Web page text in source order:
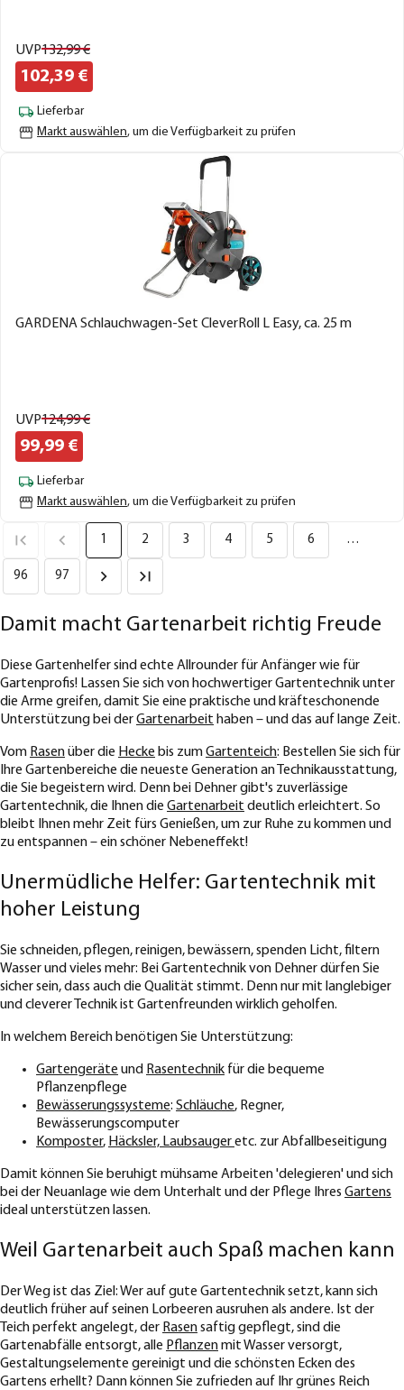
UVP132,99€
102,39 €
Lieferbar
Markt auswählen, um die Verfügbarkeit zu prüfen
GARDENA Schlauchwagen-Set CleverRoll L Easy, ca. 25 m
UVP124,99€
99,99 €
Lieferbar
Markt auswählen, um die Verfügbarkeit zu prüfen
1 2 3 4 5 6 …
96 97
Damit macht Gartenarbeit richtig Freude
Diese Gartenhelfer sind echte Allrounder für Anfänger wie für
Gartenprofis! Lassen Sie sich von hochwertiger Gartentechnik unter
die Arme greifen, damit Sie eine praktische und kräfteschonende
Unterstützung bei derGartenarbeit haben – und das auf lange Zeit.
Vom Rasenüber die Hecke bis zumGartenteich: Bestellen Sie sich für
Ihre Gartenbereiche die neueste Generation an Technikausstattung,
die Sie begeistern wird. Denn bei Dehner gibt's zuverlässige
Gartentechnik, die Ihnen die Gartenarbeit deutlich erleichtert. So
bleibt Ihnen mehr Zeit fürs Genießen, um zur Ruhe zu kommen und
zu entspannen – ein schöner Nebeneffekt!
Unermüdliche Helfer: Gartentechnik mit
hoher Leistung
Sie schneiden, pflegen, reinigen, bewässern, spenden Licht, filtern
Wasser und vieles mehr: Bei Gartentechnik von Dehner dürfen Sie
sicher sein, dass auch die Qualität stimmt. Denn nur mit langlebiger
und cleverer Technik ist Gartenfreunden wirklich geholfen.
In welchem Bereich benötigen Sie Unterstützung:
Gartengeräte und Rasentechnik für die bequeme
Pflanzenpflege
Bewässerungssysteme: Schläuche, Regner,
Bewässerungscomputer
Komposter, Häcksler, Laubsaugeretc. zur Abfallbeseitigung
Damit können Sie beruhigt mühsame Arbeiten 'delegieren' und sich
bei der Neuanlage wie dem Unterhalt und der Pflege Ihres Gartens
ideal unterstützen lassen.
Weil Gartenarbeit auch Spaß machen kann
Der Weg ist das Ziel: Wer auf gute Gartentechnik setzt, kann sich
deutlich früher auf seinen Lorbeeren ausruhen als andere. Ist der
Teich perfekt angelegt, der Rasensaftig gepflegt, sind die
Gartenabfälle entsorgt, alle Pflanzenmit Wasser versorgt,
Gestaltungselemente gereinigt und die schönsten Ecken des
Gartens erhellt? Dann können Sie zufrieden auf Ihr grünes Reich